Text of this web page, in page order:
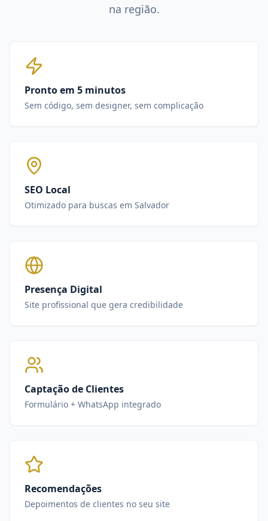
na região.
Pronto em 5 minutos
Sem código, sem designer, sem complicação
SEO Local
Otimizado para buscas em Salvador
Presença Digital
Site profissional que gera credibilidade
Captação de Clientes
Formulário + WhatsApp integrado
Recomendações
Depoimentos de clientes no seu site